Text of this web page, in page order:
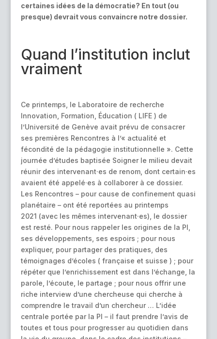
institutionnelle
v
e
certaines idées de la démocratie? En tout (ou
presque) devrait vous convaincre notre dossier.
Quand l’institution inclut
vraiment
Ce printemps, le Laboratoire de recherche
Innovation, Formation, Éducation ( LIFE ) de
l’Université de Genève avait prévu de consacrer
ses premières Rencontres à l’« actualité et
fécondité de la pédagogie institutionnelle ». Cette
journée d’études baptisée Soigner le milieu devait
réunir des intervenant·es de renom, dont certain·es
avaient été appelé·es à collaborer à ce dossier.
Les Rencontres – pour cause de confinement quasi
planétaire – ont été reportées au printemps
2021 (avec les mêmes intervenant·es), le dossier
est resté. Pour nous rappeler les origines de la PI,
ses développements, ses espoirs ; pour nous
expliquer, pour partager des pratiques, des
témoignages d’écoles ( française et suisse ) ; pour
répéter que l’enrichissement est dans l’échange, la
parole, l’écoute, le partage ; pour nous offrir une
riche interview d’une chercheuse qui cherche à
comprendre le travail d’un chercheur … L’idée
centrale portée par la PI – il faut prendre l’avis de
toutes et tous pour progresser au quotidien dans